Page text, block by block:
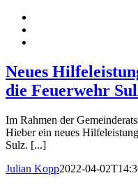
Neues
die Feuerwehr
Im Rahmen der
Hieber ein neues
Sulz. [...]
Julian Kopp2022-04-